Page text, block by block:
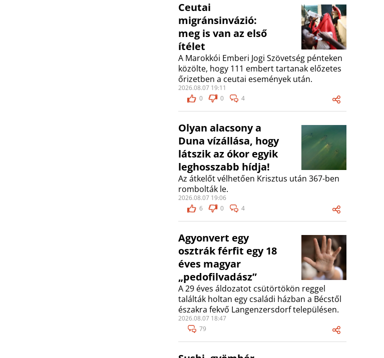
Ceutai
migránsinvázió:
meg is van az első
ítélet
A Marokkói Emberi Jogi Szövetség pénteken
közölte, hogy 111 embert tartanak előzetes
őrizetben a ceutai események után.
2026.08.07 19:11
0
0 4
Olyan alacsony a
Duna vízállása, hogy
látszik az ókor egyik
leghosszabb hídja!
Az átkelőt vélhetően Krisztus után 367-ben
rombolták le.
2026.08.07 19:06
6
0 4
Agyonvert egy
osztrák férfit egy 18
éves magyar
„pedofilvadász”
A 29 éves áldozatot csütörtökön reggel
találták holtan egy családi házban a Bécstől
északra fekvő Langenzersdorf településen.
2026.08.07 18:47
79